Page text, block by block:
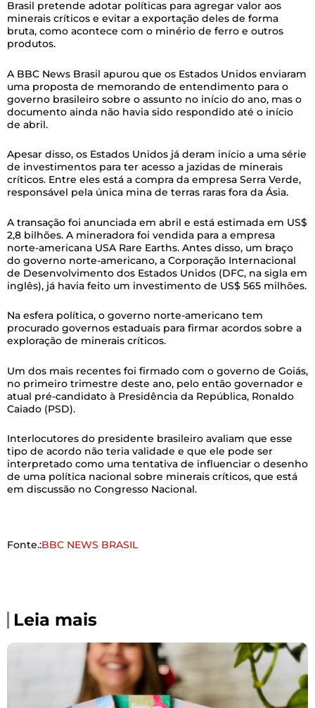
Brasil pretende adotar políticas para agregar valor aos
minerais críticos e evitar a exportação deles de forma
bruta, como acontece com o minério de ferro e outros
produtos.
A BBC News Brasil apurou que os Estados Unidos enviaram
uma proposta de memorando de entendimento para o
governo brasileiro sobre o assunto no início do ano, mas o
documento ainda não havia sido respondido até o início
de abril.
Apesar disso, os Estados Unidos já deram início a uma série
de investimentos para ter acesso a jazidas de minerais
críticos. Entre eles está a compra da empresa Serra Verde,
responsável pela única mina de terras raras fora da Ásia.
A transação foi anunciada em abril e está estimada em US$
2,8 bilhões. A mineradora foi vendida para a empresa
norte-americana USA Rare Earths. Antes disso, um braço
do governo norte-americano, a Corporação Internacional
de Desenvolvimento dos Estados Unidos (DFC, na sigla em
inglês), já havia feito um investimento de US$ 565 milhões.
Na esfera política, o governo norte-americano tem
procurado governos estaduais para firmar acordos sobre a
exploração de minerais críticos.
Um dos mais recentes foi firmado com o governo de Goiás,
no primeiro trimestre deste ano, pelo então governador e
atual pré-candidato à Presidência da República, Ronaldo
Caiado (PSD).
Interlocutores do presidente brasileiro avaliam que esse
tipo de acordo não teria validade e que ele pode ser
interpretado como uma tentativa de influenciar o desenho
de uma política nacional sobre minerais críticos, que está
em discussão no Congresso Nacional.
Fonte.:BBC NEWS BRASIL
Leia mais